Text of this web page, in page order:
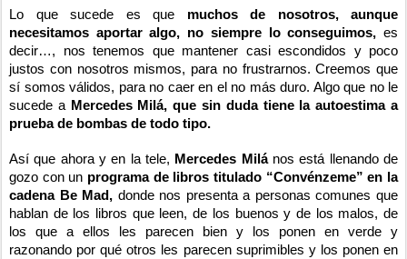
Lo que sucede es que muchos de nosotros, aunque
necesitamos aportar algo, no siempre lo conseguimos, es
decir…, nos tenemos que mantener casi escondidos y poco
justos con nosotros mismos, para no frustrarnos. Creemos que
sí somos válidos, para no caer en el no más duro. Algo que no le
sucede a Mercedes Milá, que sin duda tiene la autoestima a
prueba de bombas de todo tipo.
Así que ahora y en la tele, Mercedes Milános está llenando de
gozo con un programa de libros titulado “Convénzeme” en la
cadena Be Mad, donde nos presenta a personas comunes que
hablan de los libros que leen, de los buenos y de los malos, de
los que a ellos les parecen bien y los ponen en verde y
razonando por qué otros les parecen suprimibles y los ponen en